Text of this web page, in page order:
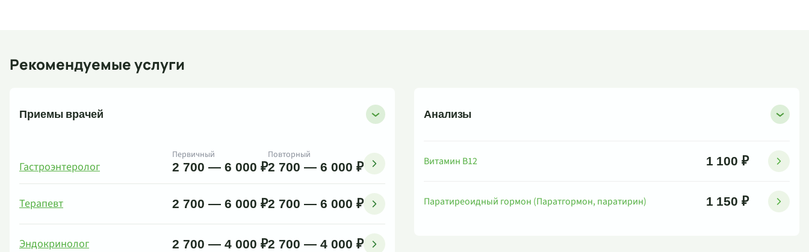
Рекомендуемые услуги
Приемы врачей
Гастроэнтеролог
Первичный
2 700 — 6 000 ₽
Повторный
2 700 — 6 000 ₽
Терапевт 2 700 — 6 000 ₽2 700 — 6 000 ₽
Эндокринолог 2 700 — 4 000 ₽2 700 — 4 000 ₽
Анализы
Витамин B12 1 100 ₽
Паратиреоидный гормон (Паратгормон, паратирин) 1 150 ₽